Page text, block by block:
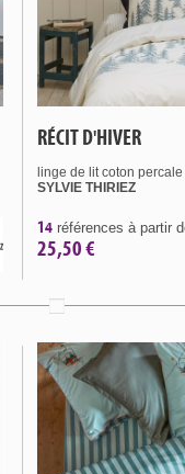
RÉCIT D'HIVER
linge de lit coton
SYLVIE THIRIEZ
14 références à partir
25,50 €